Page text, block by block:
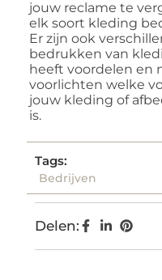
jouw reclame te
elk soort kleding
Er zijn ook
bedrukken van
heeft voordelen en
voorlichten welke
jouw kleding of
is.
Tags:
Bedrijven
Delen: